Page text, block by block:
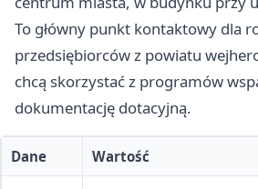
To główny punkt kontaktowy dla
przedsiębiorców z powiatu
chcą skorzystać z programów
dokumentację dotacyjną.
Dane Wartość